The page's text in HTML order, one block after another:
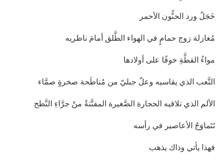
خَجَلُ ورد الحنُّون الأحمر
مُغازلة زوج حمامٍ في الهواء الطَّلق أمامَ ناظريه
مواءُ القطَّةِ خوفًا على أولادها
التَّعب الذي يقاسيه وعلٌ جبليّ من مُناطَحة صخرةٍ صمَّاء
الألم الذي تلاقيه الحجارة الصَّغيرة المفتَّتةُ منْ جرَّاءِ النَّطح
تَتَماوَجُ الأعاصير في رأسه
فهذا يأتي وذاك يذهب